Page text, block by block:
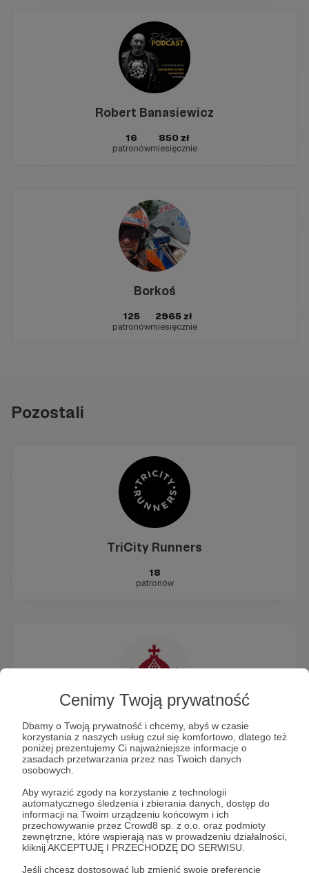
Cenimy Twoją prywatność
Dbamy o Twoją prywatność i chcemy, abyś w czasie
korzystania z naszych usług czuł się komfortowo, dlatego też
poniżej prezentujemy Ci najważniejsze informacje o
zasadach przetwarzania przez nas Twoich danych
osobowych.
Aby wyrazić zgody na korzystanie z technologii
automatycznego śledzenia i zbierania danych, dostęp do
informacji na Twoim urządzeniu końcowym i ich
przechowywanie przez Crowd8 sp. z o.o. oraz podmioty
zewnętrzne, które wspierają nas w prowadzeniu działalności,
kliknij AKCEPTUJĘ I PRZECHODZĘ DO SERWISU.
Jeśli chcesz dostosować lub zmienić swoje preferencje
Robert Banasiewicz
16
patronów
850 zł
miesięcznie
Borkoś
125
patronów
2965 zł
miesięcznie
Pozostali
TriCity Runners
18
patronów
Fundacja Bonifraterska
2
patronów
350 zł
miesięcznie